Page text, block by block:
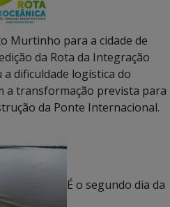
Murtinho para a cidade de
da Rota da Integração
dificuldade logística do
a transformação prevista para
da Ponte Internacional.
É o segundo dia da